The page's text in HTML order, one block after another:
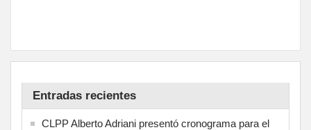
Entradas recientes
CLPP Alberto Adriani presentó cronograma para el